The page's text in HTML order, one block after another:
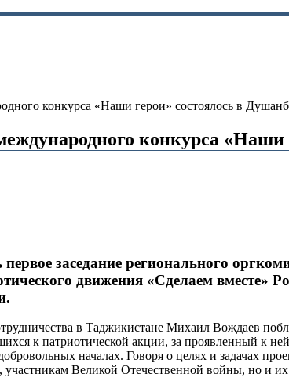
конкурса «Наши герои» состоялось в
конкурса
заседание регионального
движения «Сделаем
в Таджикистане Михаил Вождаев
к патриотической акции, за проявленный к
началах. Говоря о целях и задачах
участникам Великой Отечественной войны, но и